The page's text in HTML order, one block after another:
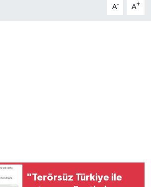
A- A+
"Terörsüz Türkiye ile